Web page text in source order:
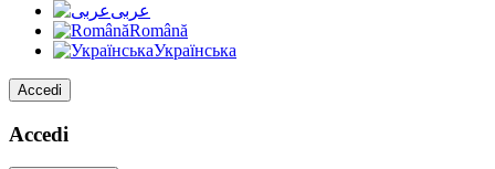
عربى
Română
Українська
Accedi
Accedi